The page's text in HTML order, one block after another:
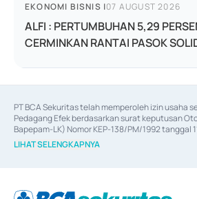
EKONOMI BISNIS |07 AUGUST 2026
ALFI : PERTUMBUHAN 5,29
CERMINKAN RANTAI PASOK
PT BCA Sekuritas telah memperoleh izin usaha
Pedagang Efek berdasarkan surat keputusan
Bapepam-LK) Nomor KEP-138/PM/1992 tanggal
06/D.04/2014 tanggal 28 Februari 2014, izin
Efek berdasarkan surat keputusan Otoritas Jasa
berdasarkan surat keputusan Otoritas Jasa
LIHAT SELENGKAPNYA